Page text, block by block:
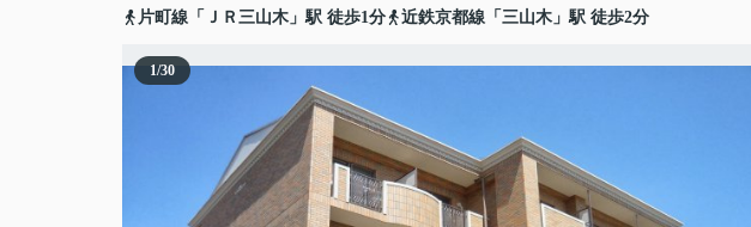
片町線 「 ＪＲ三山木 」駅 徒歩1分 近鉄京都線 「 三山木 」駅 徒歩2分
1/30